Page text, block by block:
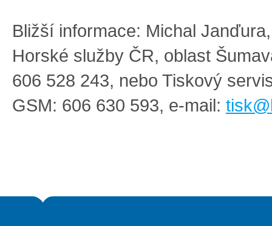
Bližší informace: Michal
Horské služby ČR, oblast
606 528 243, nebo Tiskový
GSM: 606 630 593, e-mail: